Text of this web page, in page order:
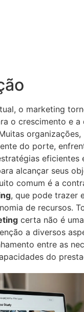
o marketing
o crescimento e
organizações,
do porte,
eficientes
alcançar seus
comum é a
, que pode trazer
de recursos.
certa não é
a diversos
entre as
do